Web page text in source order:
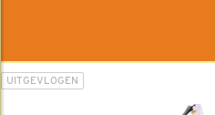
UITGEVLOGEN